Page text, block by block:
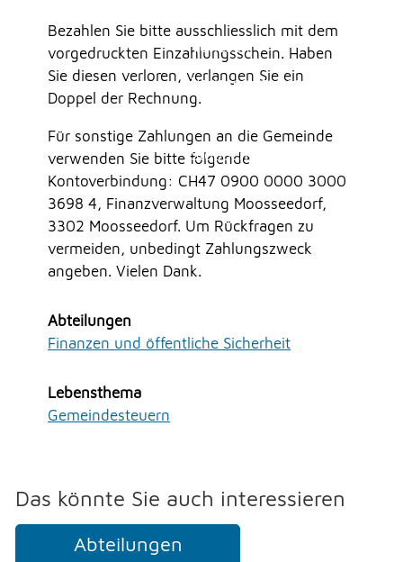
Vorlesen
Vorlesen starten
Stoppen
Onlineschalter
Online-Shop (Abfallmarken, Mehrfahrtenkarten,
etc.)
Reglemente und Verordungen
Reservation Räume BeMo 2025
Reservation Räume Schulanlage Staffel
UMWELT
FREIZEIT
GEWERBE
NOTFALL
KONTAKT
Bezahlen Sie bitte ausschliesslich mit dem
vorgedruckten Einzahlungsschein. Haben
Sie diesen verloren, verlangen Sie ein
Doppel der Rechnung.
Für sonstige Zahlungen an die Gemeinde
verwenden Sie bitte folgende
Kontoverbindung: CH47 0900 0000 3000
3698 4, Finanzverwaltung Moosseedorf,
3302 Moosseedorf. Um Rückfragen zu
vermeiden, unbedingt Zahlungszweck
angeben. Vielen Dank.
Abteilungen
Finanzen und öffentliche Sicherheit
Lebensthema
Gemeindesteuern
Das könnte Sie auch interessieren
Abteilungen